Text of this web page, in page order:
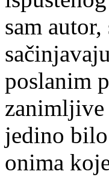
sam
poslanim
zanimljive
jedino
onima